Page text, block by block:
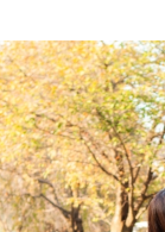
アンデル
【